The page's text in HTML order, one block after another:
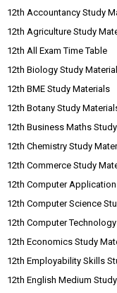
12th Accountancy Study
12th Agriculture Study
12th All Exam Time Table
12th Biology Study
12th BME Study Materials
12th Botany Study
12th Business Maths
12th Chemistry Study
12th Commerce Study
12th Computer
12th Computer Science
12th Computer
12th Economics Study
12th Employability Skills
12th English Medium